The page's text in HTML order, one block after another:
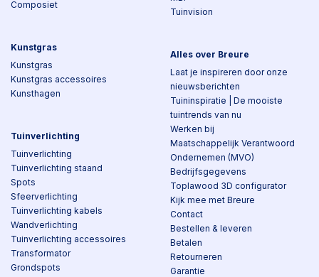
Composiet
Kunstgras
Kunstgras
Kunstgras accessoires
Kunsthagen
Tuinverlichting
Tuinverlichting
Tuinverlichting staand
Spots
Sfeerverlichting
Tuinverlichting kabels
Wandverlichting
Tuinverlichting accessoires
Transformator
Grondspots
Tuinvision
Alles over Breure
Laat je inspireren door onze
nieuwsberichten
Tuininspiratie | De mooiste
tuintrends van nu
Werken bij
Maatschappelijk Verantwoord
Ondernemen (MVO)
Bedrijfsgegevens
Toplawood 3D configurator
Kijk mee met Breure
Contact
Bestellen & leveren
Betalen
Retourneren
Garantie